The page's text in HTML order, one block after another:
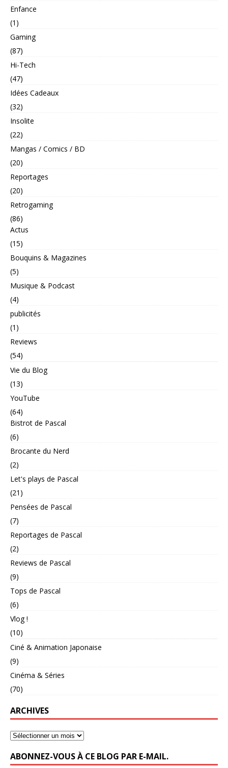
Enfance
(1)
Gaming
(87)
Hi-Tech
(47)
Idées Cadeaux
(32)
Insolite
(22)
Mangas / Comics / BD
(20)
Reportages
(20)
Retrogaming
(86)
Actus
(15)
Bouquins & Magazines
(5)
Musique & Podcast
(4)
publicités
(1)
Reviews
(54)
Vie du Blog
(13)
YouTube
(64)
Bistrot de Pascal
(6)
Brocante du Nerd
(2)
Let's plays de Pascal
(21)
Pensées de Pascal
(7)
Reportages de Pascal
(2)
Reviews de Pascal
(9)
Tops de Pascal
(6)
Vlog !
(10)
Ciné & Animation Japonaise
(9)
Cinéma & Séries
(70)
ARCHIVES
ABONNEZ-VOUS À CE BLOG PAR E-MAIL.